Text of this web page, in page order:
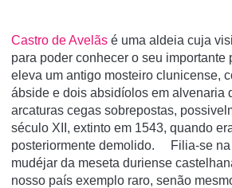
Castro de Avelãs é uma aldeia cuja
para poder conhecer o seu importante
eleva um antigo mosteiro clunicense,
ábside e dois absidíolos em alvenaria
arcaturas cegas sobrepostas,
século XII, extinto em 1543, quando
posteriormente demolido. Filia-se na
mudéjar da meseta duriense
nosso país exemplo raro, senão